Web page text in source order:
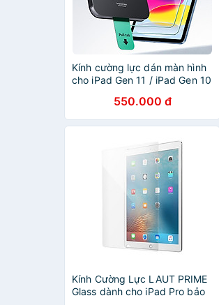
Kính cường lực dán màn hình
cho iPad Gen 11 / iPad Gen 10
Classic Screen Protector -
Hàng Chính Hãng
550.000 đ
Kính Cường Lực LAUT PRIME
Glass dành cho iPad Pro bảo